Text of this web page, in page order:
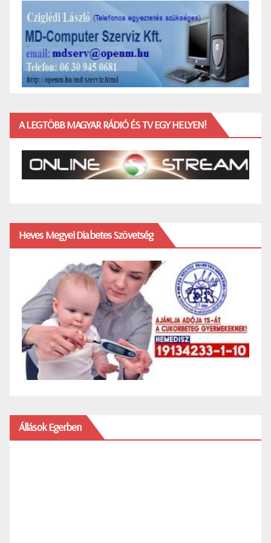
A LEGTÖBB MAGYAR RÁDIÓ ÉS TV EGY HELYEN!
Heves Megyei Diabetes Szövetség
Állások Egerben